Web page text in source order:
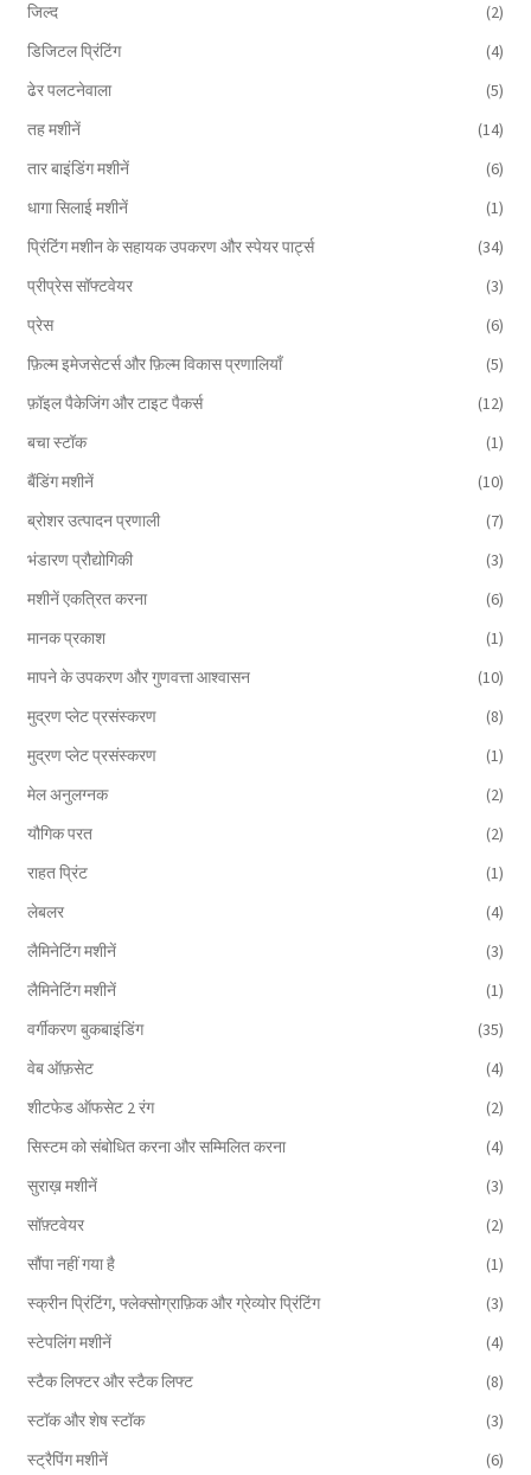
जिल्द
(2)
डिजिटल प्रिंटिंग
(4)
ढेर पलटनेवाला
(5)
तह मशीनें
(14)
तार बाइंडिंग मशीनें
(6)
धागा सिलाई मशीनें
(1)
प्रिंटिंग मशीन के सहायक उपकरण और स्पेयर पार्ट्स
(34)
प्रीप्रेस सॉफ्टवेयर
(3)
प्रेस
(6)
फ़िल्म इमेजसेटर्स और फ़िल्म विकास प्रणालियाँ
(5)
फ़ॉइल पैकेजिंग और टाइट पैकर्स
(12)
बचा स्टॉक
(1)
बैंडिंग मशीनें
(10)
ब्रोशर उत्पादन प्रणाली
(7)
भंडारण प्रौद्योगिकी
(3)
मशीनें एकत्रित करना
(6)
मानक प्रकाश
(1)
मापने के उपकरण और गुणवत्ता आश्वासन
(10)
मुद्रण प्लेट प्रसंस्करण
(8)
मुद्रण प्लेट प्रसंस्करण
(1)
मेल अनुलग्नक
(2)
यौगिक परत
(2)
राहत प्रिंट
(1)
लेबलर
(4)
लैमिनेटिंग मशीनें
(3)
लैमिनेटिंग मशीनें
(1)
वर्गीकरण बुकबाइंडिंग
(35)
वेब ऑफ़सेट
(4)
शीटफेड ऑफसेट 2 रंग
(2)
सिस्टम को संबोधित करना और सम्मिलित करना
(4)
सुराख़ मशीनें
(3)
सॉफ़्टवेयर
(2)
सौंपा नहीं गया है
(1)
स्क्रीन प्रिंटिंग, फ्लेक्सोग्राफ़िक और ग्रेव्योर प्रिंटिंग
(3)
स्टेपलिंग मशीनें
(4)
स्टैक लिफ्टर और स्टैक लिफ्ट
(8)
स्टॉक और शेष स्टॉक
(3)
स्ट्रैपिंग मशीनें
(6)